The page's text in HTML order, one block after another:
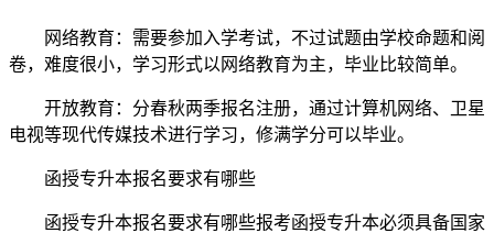
网络教育：需要参加入学考试，不过试题由学校命题和阅
卷，难度很小，学习形式以网络教育为主，毕业比较简单。
开放教育：分春秋两季报名注册，通过计算机网络、卫星
电视等现代传媒技术进行学习，修满学分可以毕业。
函授专升本报名要求有哪些
函授专升本报名要求有哪些报考函授专升本必须具备国家